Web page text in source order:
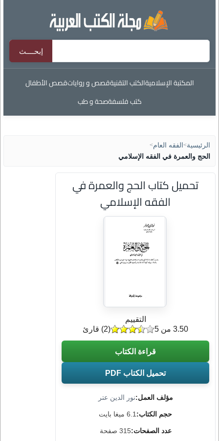
المكتبة الإسلاميةالكتب التقنيةقصص و رواياتقصص الأطفال
كتب فلسفةصحة و طب
الرئيسية> الفقه العام>
الحج والعمرة في الفقه الإسلامي
تحميل كتاب الحج والعمرة في
الفقه الإسلامي
مؤلف العمل:نور الدين عتر
حجم الكتاب: 6.1 ميغا بايت
عدد الصفحات:315 صفحة
التقييم
(
2) قارئ 3.50 من 5
قراءة الكتاب
تحميل الكتاب PDF